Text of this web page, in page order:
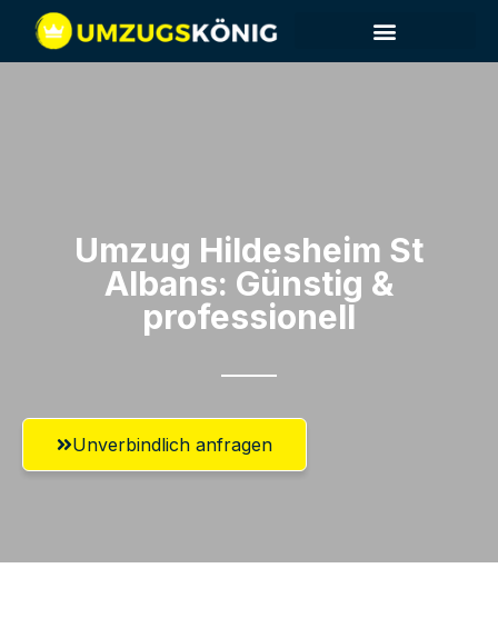
Umzug Hildesheim​ St
Albans: Günstig &
professionell​
Unverbindlich anfragen